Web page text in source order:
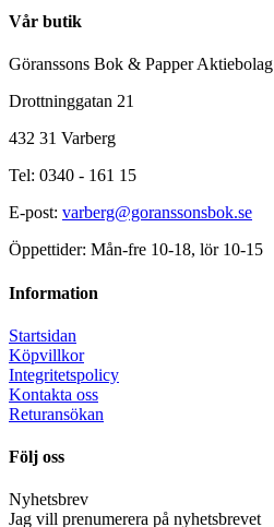
Vår butik
Göranssons Bok & Papper Aktiebolag
Drottninggatan 21
432 31 Varberg
Tel: 0340 - 161 15
E-post: varberg@goranssonsbok.se
Öppettider: Mån-fre 10-18, lör 10-15
Information
Startsidan
Köpvillkor
Integritetspolicy
Kontakta oss
Returansökan
Följ oss
Nyhetsbrev
Jag vill prenumerera på nyhetsbrevet